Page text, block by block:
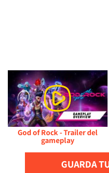
God of Rock - Trailer del
gameplay
GUARDA